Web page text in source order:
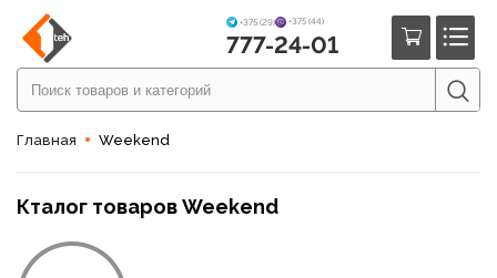
+375 (29) +375 (44)
777-24-01
Главная Weekend
Кталог товаров Weekend